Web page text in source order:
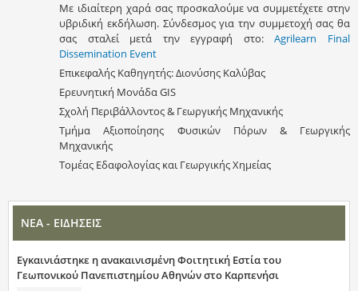
Με ιδιαίτερη χαρά σας προσκαλούμε να συμμετέχετε στην
υβριδική εκδήλωση. Σύνδεσμος για την συμμετοχή σας θα
σας σταλεί μετά την εγγραφή στο:Agrilearn Final
Dissemination Event
Επικεφαλής Καθηγητής: Διονύσης Καλύβας
Ερευνητική Μονάδα GIS
Σχολή Περιβάλλοντος & Γεωργικής Μηχανικής
Τμήμα Αξιοποίησης Φυσικών Πόρων & Γεωργικής
Μηχανικής
Τομέας Εδαφολογίας και Γεωργικής Χημείας
ΝΕΑ - ΕΙΔΗΣΕΙΣ
Εγκαινιάστηκε η ανακαινισμένη Φοιτητική Εστία του
Γεωπονικού Πανεπιστημίου Αθηνών στο Καρπενήσι